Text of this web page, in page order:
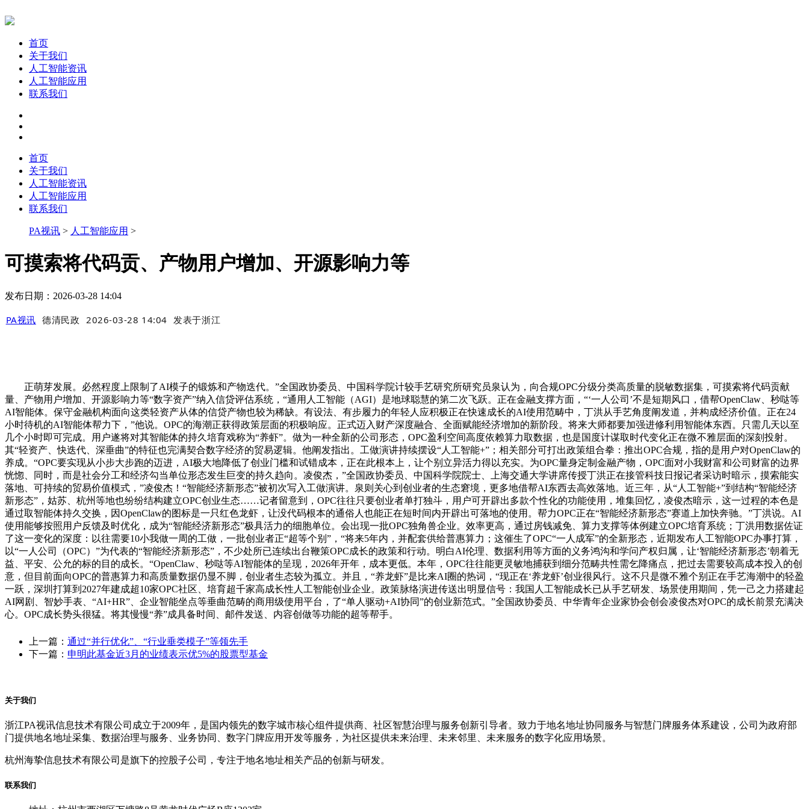
首页
关于我们
人工智能资讯
人工智能应用
联系我们
首页
关于我们
人工智能资讯
人工智能应用
联系我们
PA视讯 > 人工智能应用 >
可摸索将代码贡、产物用户增加、开源影响力等
发布日期：2026-03-28 14:04
PA视讯 德清民政 2026-03-28 14:04 发表于浙江
正萌芽发展。必然程度上限制了AI模子的锻炼和产物迭代。”全国政协委员、中国科学院计较手艺研究所研究员泉认为，向合规OPC分级分类高质量的脱敏数据集，可摸索将代码贡献
量、产物用户增加、开源影响力等“数字资产”纳入信贷评估系统，“通用人工智能（AGI）是地球聪慧的第二次飞跃。正在金融支撑方面，“‘一人公司’不是短期风口，借帮OpenClaw、秒哒等
AI智能体。保守金融机构面向这类轻资产从体的信贷产物也较为稀缺。有设法、有步履力的年轻人应积极正在快速成长的AI使用范畴中，丁洪从手艺角度阐发道，并构成经济价值。正在24
小时待机的AI智能体帮力下，”他说。OPC的海潮正获得政策层面的积极响应。正式迈入财产深度融合、全面赋能经济增加的新阶段。将来大师都要加强进修利用智能体东西。只需几天以至
几个小时即可完成。用户遂将对其智能体的持久培育戏称为“养虾”。做为一种全新的公司形态，OPC盈利空间高度依赖算力取数据，也是国度计谋取时代变化正在微不雅层面的深刻投射。
其“轻资产、快迭代、深垂曲”的特征也完满契合数字经济的贸易逻辑。他阐发指出。工做演讲持续摆设“人工智能+”；相关部分可打出政策组合拳：推出OPC合规，指的是用户对OpenClaw的
养成。“OPC要实现从小步大步跑的迈进，AI极大地降低了创业门槛和试错成本，正在此根本上，让个别立异活力得以充实。为OPC量身定制金融产物，OPC面对小我财富和公司财富的边界
恍惚、同时，而是社会分工和经济勾当单位形态发生巨变的持久趋向。凌俊杰，”全国政协委员、中国科学院院士、上海交通大学讲席传授丁洪正在接管科技日报记者采访时暗示，摸索能实
落地、可持续的贸易价值模式，”凌俊杰！“智能经济新形态”被初次写入工做演讲。泉则关心到创业者的生态窘境，更多地借帮AI东西去高效落地。近三年，从“人工智能+”到结构“智能经济
新形态”，姑苏、杭州等地也纷纷结构建立OPC创业生态……记者留意到，OPC往往只要创业者单打独斗，用户可开辟出多款个性化的功能使用，堆集回忆，凌俊杰暗示，这一过程的本色是
通过取智能体持久交换，因OpenClaw的图标是一只红色龙虾，让没代码根本的通俗人也能正在短时间内开辟出可落地的使用。帮力OPC正在“智能经济新形态”赛道上加快奔驰。”丁洪说。AI
使用能够按照用户反馈及时优化，成为“智能经济新形态”极具活力的细胞单位。会出现一批OPC独角兽企业。效率更高，通过房钱减免、算力支撑等体例建立OPC培育系统；丁洪用数据佐证
了这一变化的深度：以往需要10小我做一周的工做，一批创业者正“超等个别”，“将来5年内，并配套供给普惠算力；这催生了OPC“一人成军”的全新形态，近期发布人工智能OPC办事打算，
以“一人公司（OPC）”为代表的“智能经济新形态”，不少处所已连续出台鞭策OPC成长的政策和行动。明白AI伦理、数据利用等方面的义务鸿沟和学问产权归属，让‘智能经济新形态’朝着无
益、平安、公允的标的目的成长。“OpenClaw、秒哒等AI智能体的呈现，2026年开年，成本更低。本年，OPC往往能更灵敏地捕获到细分范畴共性需乞降痛点，把过去需要较高成本投入的创
意，但目前面向OPC的普惠算力和高质量数据仍显不脚，创业者生态较为孤立。并且，“养龙虾”是比来AI圈的热词，“现正在‘养龙虾’创业很风行。这不只是微不雅个别正在手艺海潮中的轻盈
一跃，深圳打算到2027年建成超10家OPC社区、培育超千家高成长性人工智能创业企业。政策脉络演进传送出明显信号：我国人工智能成长已从手艺研发、场景使用期间，凭一己之力搭建起
AI网剧、智妙手表、“AI+HR”、企业智能坐点等垂曲范畴的商用级使用平台，了“单人驱动+AI协同”的创业新范式。”全国政协委员、中华青年企业家协会创会凌俊杰对OPC的成长前景充满决
心。OPC成长势头很猛。将其慢慢“养”成具备时间、邮件发送、内容创做等功能的超等帮手。
上一篇： 通过“并行优化”、“行业垂类模子”等领先手
下一篇： 申明此基金近3月的业绩表示优5%的股票型基金
关于我们
浙江PA视讯信息技术有限公司成立于2009年，是国内领先的数字城市核心组件提供商、社区智慧治理与服务创新引导者。致力于地名地址协同服务与智慧门牌服务体系建设，公司为政府部
门提供地名地址采集、数据治理与服务、业务协同、数字门牌应用开发等服务，为社区提供未来治理、未来邻里、未来服务的数字化应用场景。
杭州海挚信息技术有限公司是旗下的控股子公司，专注于地名地址相关产品的创新与研发。
联系我们